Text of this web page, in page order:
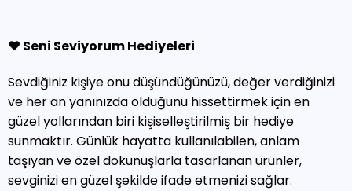
❤️ Seni Seviyorum Hediyeleri
Sevdiğiniz kişiye onu düşündüğünüzü, değer verdiğinizi
ve her an yanınızda olduğunu hissettirmek için en
güzel yollarından biri kişiselleştirilmiş bir hediye
sunmaktır. Günlük hayatta kullanılabilen, anlam
taşıyan ve özel dokunuşlarla tasarlanan ürünler,
sevginizi en güzel şekilde ifade etmenizi sağlar.